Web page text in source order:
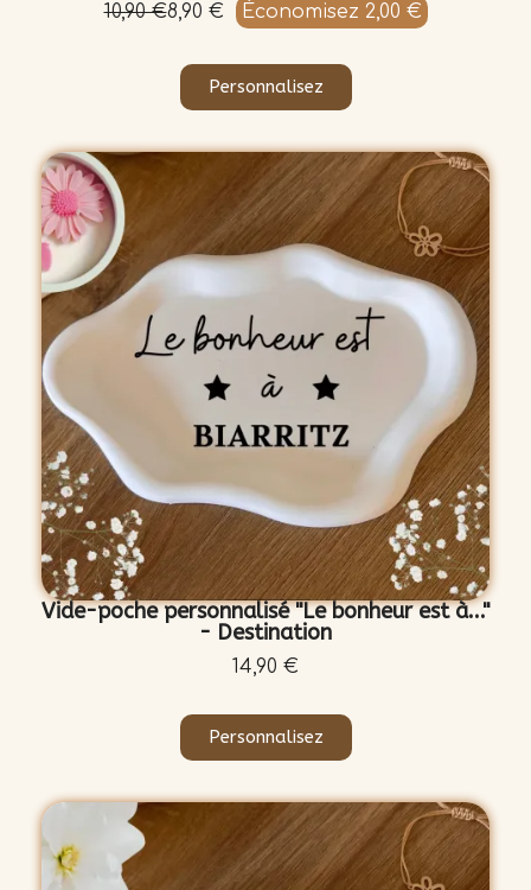
10,90 €8,90 € Économisez 2,00 €
Personnalisez
Vide-poche personnalisé "Le bonheur est à..."
- Destination
14,90 €
Personnalisez